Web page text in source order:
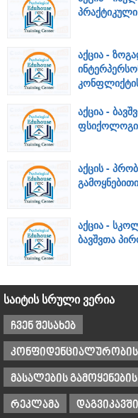
აქცია -
აქცია -
აქცის -
აქცია -
ბავშვთა
საიტის სრული ვერია
ჩვენ შესახებ
მასალების
რეკლამა